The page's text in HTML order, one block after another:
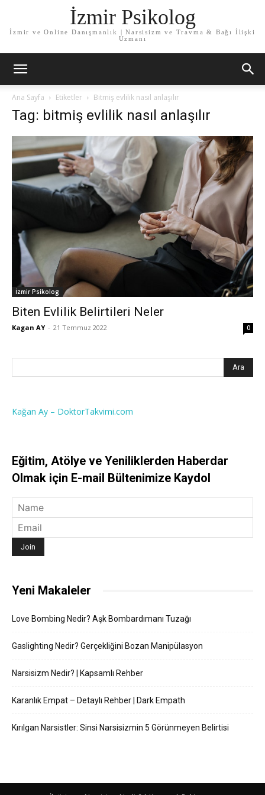
İzmir Psikolog
İzmir ve Online Danışmanlık | Narsisizm ve Travma & Bağı İlişki
Uzmanı
Ana Sayfa Etiketler Bitmiş evlilik nasıl anlaşılır
Tag: bitmiş evlilik nasıl anlaşılır
İzmir Psikolog
Biten Evlilik Belirtileri Neler
Kagan AY - 21 Temmuz 2022 0
Kağan Ay – DoktorTakvimi.com
Eğitim, Atölye ve Yeniliklerden Haberdar
Olmak için E-mail Bültenimize Kaydol
Yeni Makaleler
Love Bombing Nedir? Aşk Bombardımanı Tuzağı
Gaslighting Nedir? Gerçekliğini Bozan Manipülasyon
Narsisizm Nedir? | Kapsamlı Rehber
Karanlık Empat – Detaylı Rehber | Dark Empath
Kırılgan Narsistler: Sinsi Narsisizmin 5 Görünmeyen Belirtisi